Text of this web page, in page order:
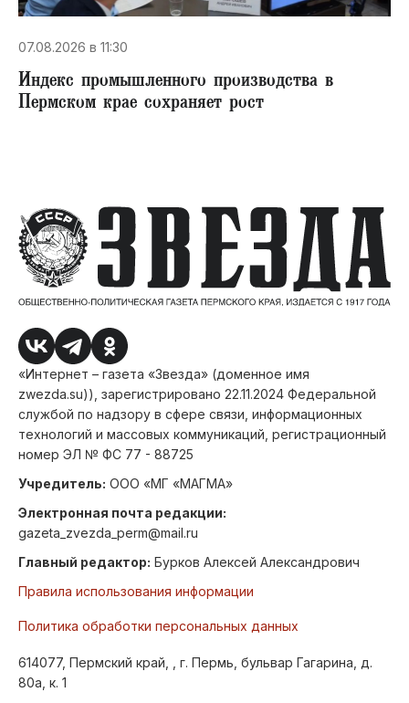
07.08.2026 в 11:30
Индекс промышленного производства в
Пермском крае сохраняет рост
«Интернет – газета «Звезда» (доменное имя
zwezda.su)), зарегистрировано 22.11.2024 Федеральной
службой по надзору в сфере связи, информационных
технологий и массовых коммуникаций, регистрационный
номер ЭЛ № ФС 77 - 88725
Учредитель: ООО «МГ «МАГМА»
Электронная почта редакции:
gazeta_zvezda_perm@mail.ru
Главный редактор: Бурков Алексей Александрович
Правила использования информации
Политика обработки персональных данных
614077, Пермский край, , г. Пермь, бульвар Гагарина, д.
80а, к. 1